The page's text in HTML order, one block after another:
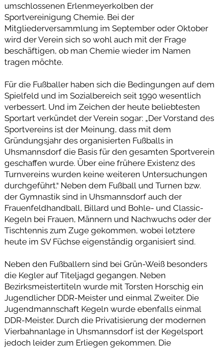
umschlossenen Erlenmeyerkolben der
Sportvereinigung Chemie. Bei der
Mitgliederversammlung im September oder Oktober
wird der Verein sich so wohl auch mit der Frage
beschäftigen, ob man Chemie wieder im Namen
tragen möchte.
Für die Fußballer haben sich die Bedingungen auf dem
Spielfeld und im Sozialbereich seit 1990 wesentlich
verbessert. Und im Zeichen der heute beliebtesten
Sportart verkündet der Verein sogar: „Der Vorstand des
Sportvereins ist der Meinung, dass mit dem
Gründungsjahr des organisierten Fußballs in
Uhsmannsdorf die Basis für den gesamten Sportverein
geschaffen wurde. Über eine frühere Existenz des
Turnvereins wurden keine weiteren Untersuchungen
durchgeführt.“ Neben dem Fußball und Turnen bzw.
der Gymnastik sind in Uhsmannsdorf auch der
Frauenfeldhandball, Billard und Bohle- und Classic-
Kegeln bei Frauen, Männern und Nachwuchs oder der
Tischtennis zum Zuge gekommen, wobei letztere
heute im SV Füchse eigenständig organisiert sind.
Neben den Fußballern sind bei Grün-Weiß besonders
die Kegler auf Titeljagd gegangen. Neben
Bezirksmeistertiteln wurde mit Torsten Horschig ein
Jugendlicher DDR-Meister und einmal Zweiter. Die
Jugendmannschaft Kegeln wurde ebenfalls einmal
DDR-Meister. Durch die Privatisierung der modernen
Vierbahnanlage in Uhsmannsdorf ist der Kegelsport
jedoch leider zum Erliegen gekommen. Die